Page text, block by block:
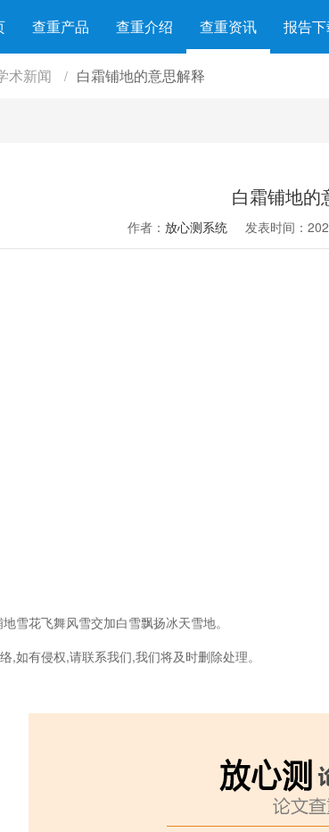
查重产品 查重介绍 查重资讯 报告
术新闻 / 白霜铺地的意思解释
白霜铺地的
作者： 放心测系统 发表时间：
雪花飞舞风雪交加白雪飘扬冰天雪地。
,如有侵权,请联系我们,我们将及时删除处理。